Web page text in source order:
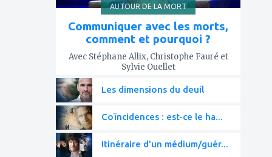
AUTOUR DE LA MORT
Communiquer avec les morts,
comment et pourquoi ?
Avec Stéphane Allix, Christophe Fauré et
Sylvie Ouellet
Les dimensions du deuil
Coïncidences : est-ce le ha...
Itinéraire d'un médium/guér...